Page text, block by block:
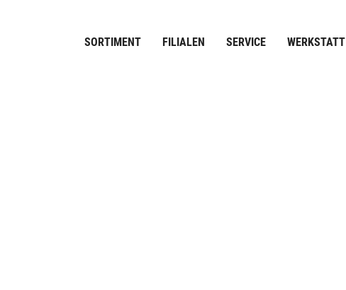
SORTIMENT FILIALEN SERVICE WERKSTATT